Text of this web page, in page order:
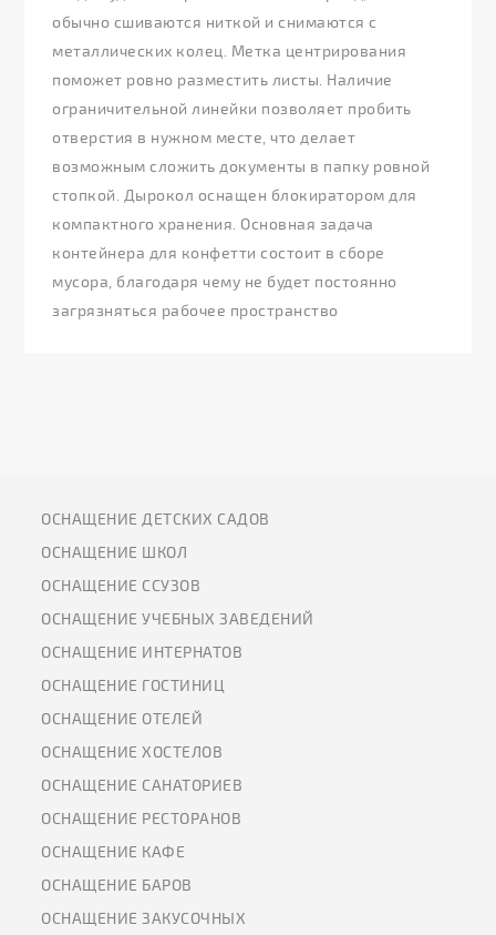
обычно сшиваются ниткой и снимаются с
металлических колец. Метка центрирования
поможет ровно разместить листы. Наличие
ограничительной линейки позволяет пробить
отверстия в нужном месте, что делает
возможным сложить документы в папку ровной
стопкой. Дырокол оснащен блокиратором для
компактного хранения. Основная задача
контейнера для конфетти состоит в сборе
мусора, благодаря чему не будет постоянно
загрязняться рабочее пространство
ОСНАЩЕНИЕ ДЕТСКИХ САДОВ
ОСНАЩЕНИЕ ШКОЛ
ОСНАЩЕНИЕ ССУЗОВ
ОСНАЩЕНИЕ УЧЕБНЫХ ЗАВЕДЕНИЙ
ОСНАЩЕНИЕ ИНТЕРНАТОВ
ОСНАЩЕНИЕ ГОСТИНИЦ
ОСНАЩЕНИЕ ОТЕЛЕЙ
ОСНАЩЕНИЕ ХОСТЕЛОВ
ОСНАЩЕНИЕ САНАТОРИЕВ
ОСНАЩЕНИЕ РЕСТОРАНОВ
ОСНАЩЕНИЕ КАФЕ
ОСНАЩЕНИЕ БАРОВ
ОСНАЩЕНИЕ ЗАКУСОЧНЫХ